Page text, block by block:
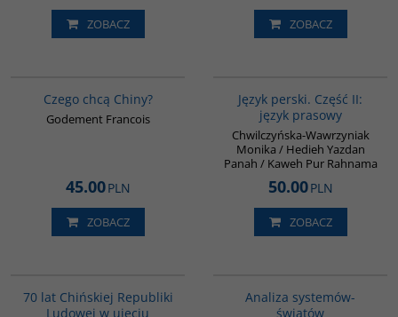
ZOBACZ ZOBACZ
Czego chcą Chiny?
Godement Francois
45.00PLN
ZOBACZ
Język perski. Część II:
język prasowy
Chwilczyńska-Wawrzyniak
Monika / Hedieh Yazdan
Panah / Kaweh Pur Rahnama
50.00PLN
ZOBACZ
70 lat Chińskiej Republiki
Ludowej w ujęciu
Analiza systemów-
światów